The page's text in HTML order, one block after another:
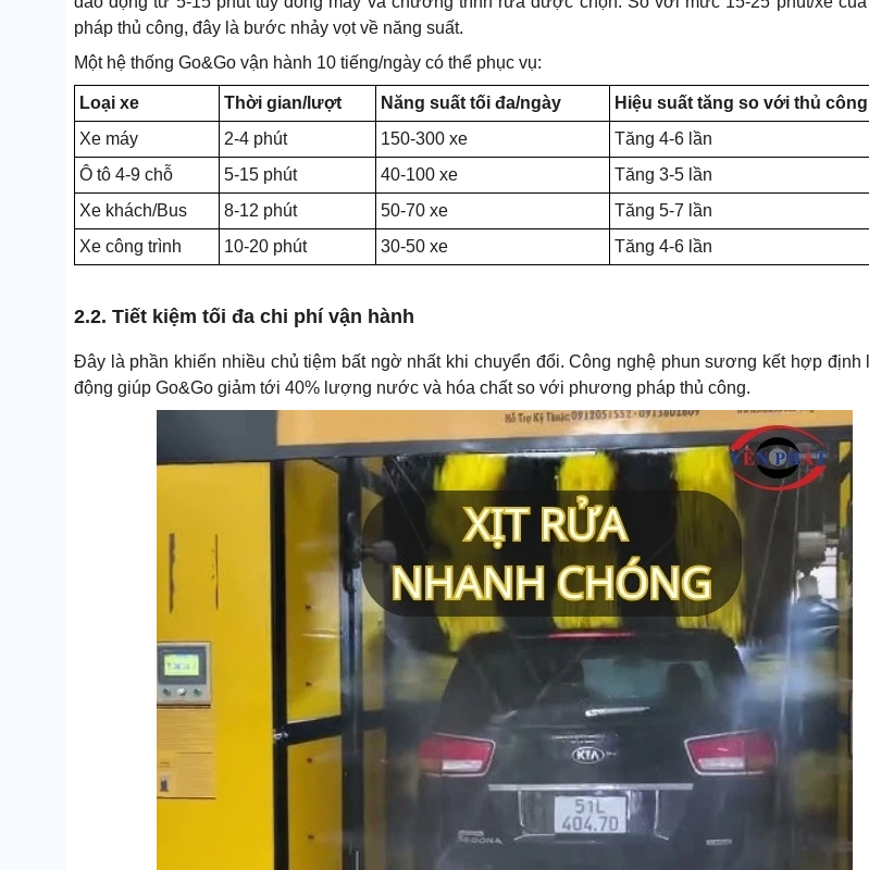
pháp thủ công, đây là bước nhảy vọt về năng suất.
Một hệ thống Go&Go vận hành 10 tiếng/ngày có thể phục vụ:
Loại xe Thời gian/lượt Năng suất tối đa/ngày
Hiệu suất tăng so với thủ công
Xe máy
2-4 phút 150-300 xe
Tăng 4-6 lần
Ô tô 4-9 chỗ
5-15 phút 40-100 xe
Tăng 3-5 lần
Xe khách/Bus
8-12 phút 50-70 xe
Tăng 5-7 lần
Xe công trình
10-20 phút 30-50 xe Tăng 4-6 lần
2.2. Tiết kiệm tối đa chi phí vận hành
Đây là phần khiến nhiều chủ tiệm bất ngờ nhất khi chuyển đổi. Công nghệ phun sương kết hợp
động giúp Go&Go giảm tới 40% lượng nước và hóa chất so với phương pháp thủ công.